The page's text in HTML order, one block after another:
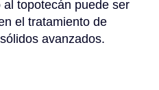
topotecán puede ser
el tratamiento de
avanzados.